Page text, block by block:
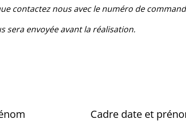
contactez nous avec le numéro de
sera envoyée avant la réalisation.
Cadre date et